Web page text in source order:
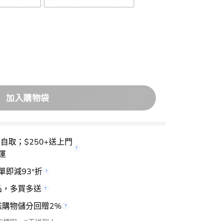
10%
加入購物袋
取；$250+送上門
即減93*折
多買多送
物儲分回贈2%